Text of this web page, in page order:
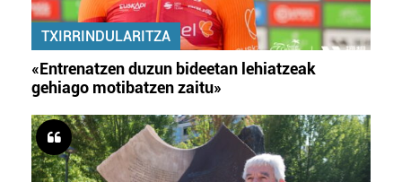
TXIRRINDULARITZA
«Entrenatzen duzun bideetan lehiatzeak
gehiago motibatzen zaitu»